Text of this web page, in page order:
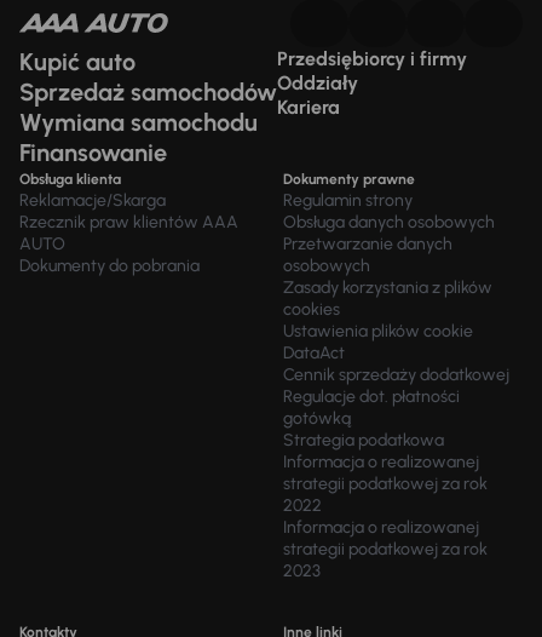
Kupić auto
Sprzedaż samochodów
Wymiana samochodu
Finansowanie
Przedsiębiorcy i firmy
Oddziały
Kariera
Obsługa klienta
Reklamacje/Skarga
Rzecznik praw klientów AAA
AUTO
Dokumenty do pobrania
Dokumenty prawne
Regulamin strony
Obsługa danych osobowych
Przetwarzanie danych
osobowych
Zasady korzystania z plików
cookies
Ustawienia plików cookie
DataAct
Cennik sprzedaży dodatkowej
Regulacje dot. płatności
gotówką
Strategia podatkowa
Informacja o realizowanej
strategii podatkowej za rok
2022
Informacja o realizowanej
strategii podatkowej za rok
2023
Kontakty Inne linki